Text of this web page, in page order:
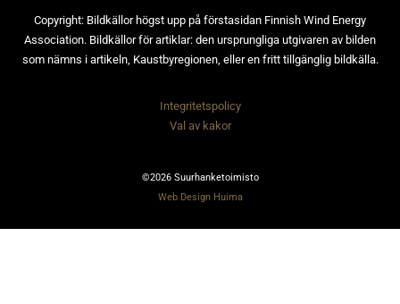
Copyright: Bildkällor högst upp på förstasidan Finnish Wind Energy
Association. Bildkällor för artiklar: den ursprungliga utgivaren av bilden
som nämns i artikeln, Kaustbyregionen, eller en fritt tillgänglig bildkälla.
Integritetspolicy
Val av kakor
©2026 Suurhanketoimisto
Web Design Huima